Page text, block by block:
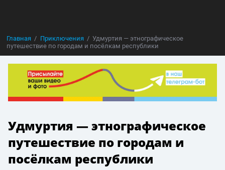
Главная Приключения
Удмуртия — этнографическое
путешествие по городам и посёлкам республики
Удмуртия — этнографическое
путешествие по городам и
посёлкам республики